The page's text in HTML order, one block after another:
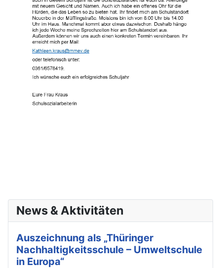
News & Aktivitäten
Auszeichnung als „Thüringer
Nachhaltigkeitsschule – Umweltschule
in Europa“